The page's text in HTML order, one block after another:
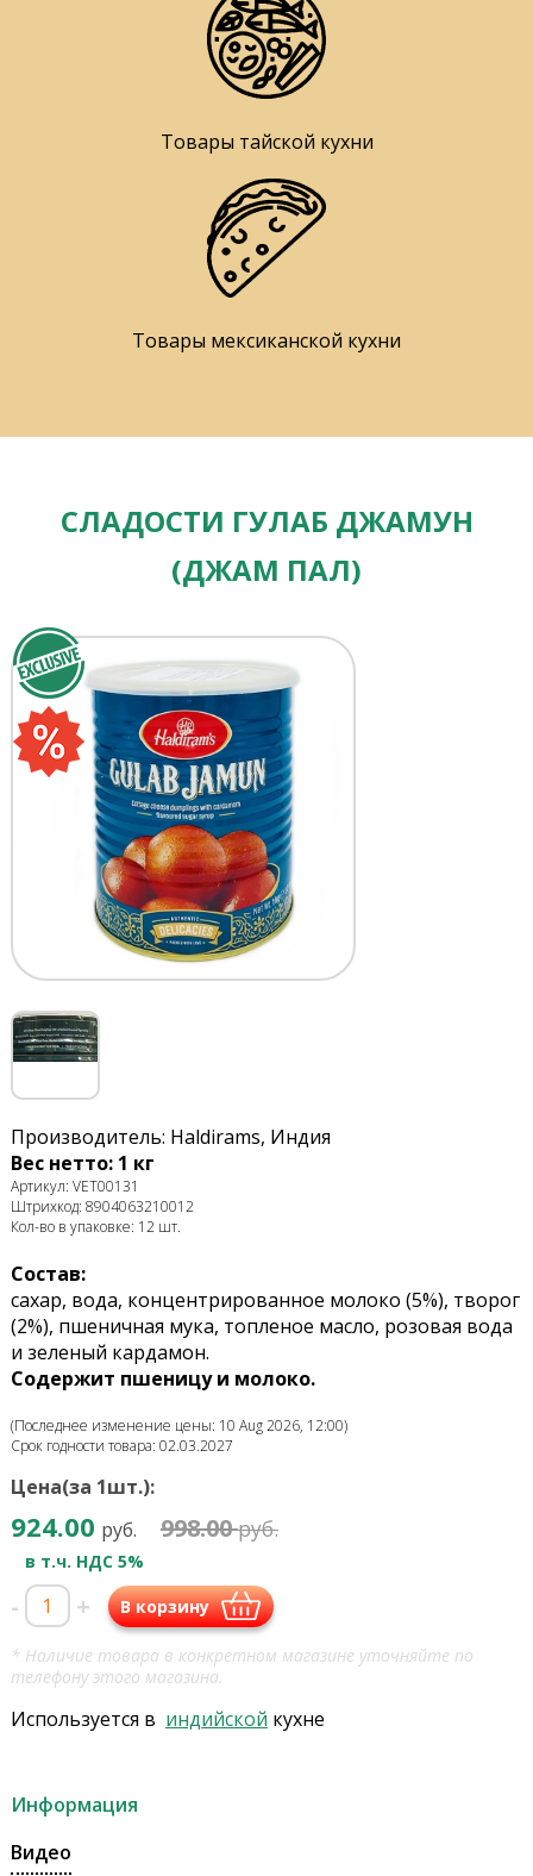
Товары тайской кухни
Товары мексиканской кухни
СЛАДОСТИ ГУЛАБ ДЖАМУН
(ДЖАМ ПАЛ)
Производитель: Haldirams, Индия
Вес нетто: 1 кг
Артикул: VET00131
Штрихкод: 8904063210012
Кол-во в упаковке: 12 шт.
Состав:
сахар, вода, концентрированное молоко (5%), творог
(2%), пшеничная мука, топленое масло, розовая вода
и зеленый кардамон.
Содержит пшеницу и молоко.
(Последнее изменение цены: 10 Aug 2026, 12:00)
Срок годности товара: 02.03.2027
Цена(за 1шт.):
924.00 руб. 998.00руб.
в т.ч. НДС 5%
- + В корзину
* Наличие товара в конкретном магазине уточняйте по
телефону этого магазина.
Используется в индийской кухне
Информация
Видео